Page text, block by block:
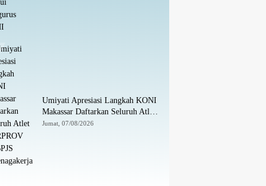
Umiyati Apresiasi Langkah KONI
Makassar Daftarkan Seluruh Atlet
PORPROV ke BPJS
Jumat, 07/08/2026